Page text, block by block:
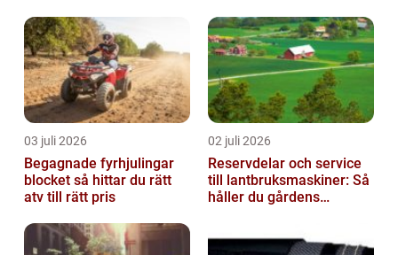
03 juli 2026
Begagnade fyrhjulingar
blocket så hittar du rätt
atv till rätt pris
02 juli 2026
Reservdelar och service
till lantbruksmaskiner: Så
håller du gårdens